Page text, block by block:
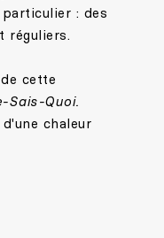
: des
réguliers.
cette
Sais-Quoi.
chaleur